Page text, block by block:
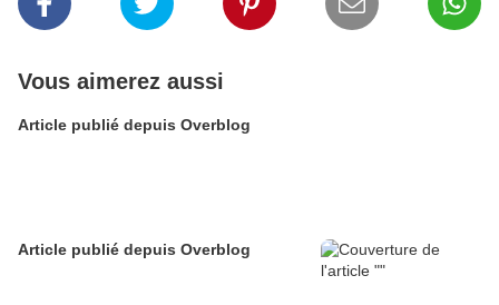
Vous aimerez aussi
Article publié depuis Overblog
Article publié depuis Overblog